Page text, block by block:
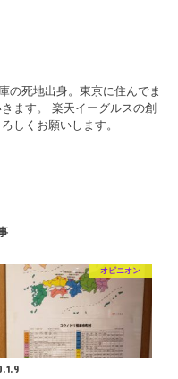
の死地出身。東京に住んでま
ます。 楽天イーグルスの創
しくお願いします。
オピニオン